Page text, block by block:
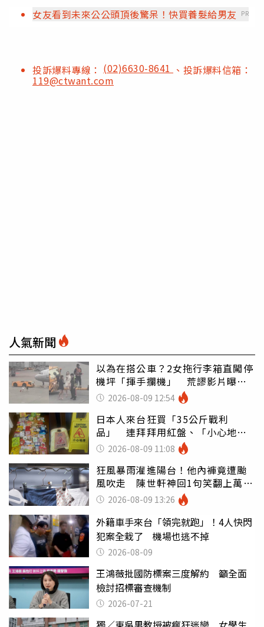
女友看到未來公公頭頂後驚呆！快買養髮給男友
PR
投訴爆料專線： (02)6630-8641 、投訴爆料信箱：
119@ctwant.com
人氣新聞
以為在搭公車？2女拖行李箱直闖停
機坪「揮手攔機」 荒謬影片曝網
傻眼2026-08-09 12:54
日本人來台狂買「35公斤戰利
品」 連拜拜用紅盤、「小心地
滑」告示牌也帶回家
2026-08-09 11:08
狂風暴雨灌進陽台！他內褲竟遭颱
風吹走 陳世軒神回1句笑翻上萬網
友 2026-08-09 13:26
外籍車手來台「領完就跑」！4人快閃
犯案全栽了 機場也逃不掉
2026-08-09
王鴻薇批國防標案三度解約 籲全面
檢討招標審查機制
2026-07-21